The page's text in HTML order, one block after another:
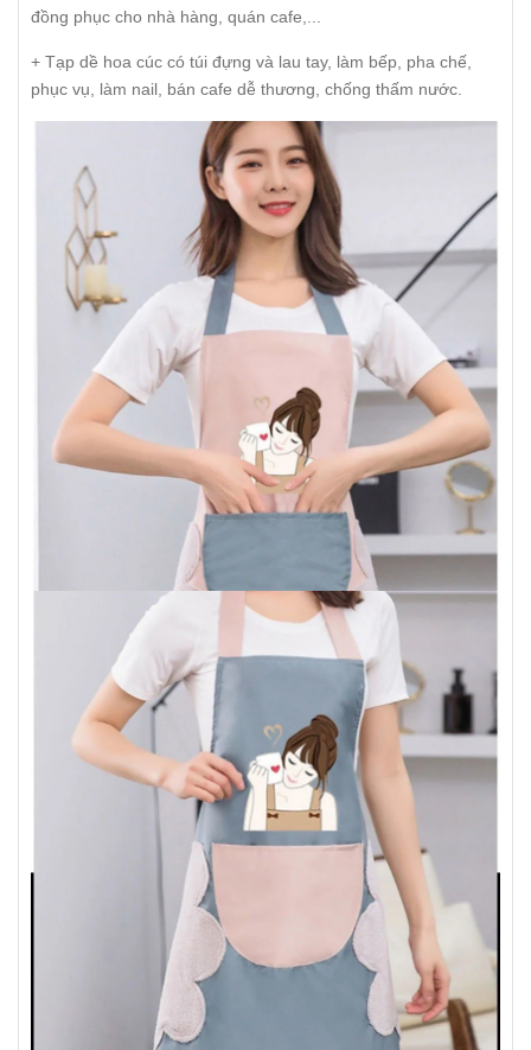
đồng phục cho nhà hàng, quán cafe,...
+ Tạp dề hoa cúc có túi đựng và lau tay, làm bếp, pha chế,
phục vụ, làm nail, bán cafe dễ thương, chống thấm nước.